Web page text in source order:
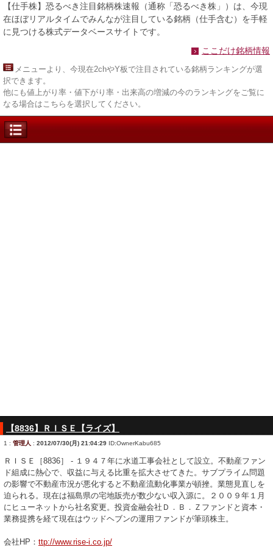
【仕手株】恐るべき注目銘柄株速報（通称「恐るべき株」）は、今現
在ほぼリアルタイムでみんなが注目している銘柄（仕手含む）を手軽
に見つける株式データベースサイトです。
ここだけ銘柄情報
メニューより、今現在2chやY板で注目されている銘柄ランキングが選
択できます。
他にも値上がり率・値下がり率・出来高の増減の今のランキングをご覧に
なる場合はこちらを選択してください。
【8836】ＲＩＳＥ【ライズ】
1 : 管理人 : 2012/07/30(月) 21:04:29 ID:OwnerKabu685
ＲＩＳＥ［8836］ - １９４７年に水道工事会社として設立。不動産ファン
ド組成に熱心で、収益に与える比重を拡大させてきた。サブプライム問題
の影響で不動産市況が悪化すると不動産流動化事業が頓挫。業態見直しを
迫られる。現在は福島県の宅地販売が数少ない収入源に。２００９年１月
にヒューネットから社名変更。投資金融会社Ｄ．Ｂ．Ｚファンドと資本・
業務提携を経て現在はウッドヘブンの運用ファンドが筆頭株主。
会社HP： ttp://www.rise-i.co.jp/